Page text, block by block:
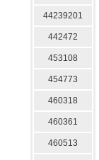
44239201
442472
453108
454773
460318
460361
460513